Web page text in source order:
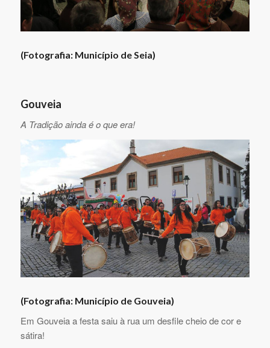
(Fotografia: Município de Seia)
Gouveia
A Tradição ainda é o que era!
(Fotografia: Município de Gouveia)
Em Gouveia a festa saiu à rua um desfile cheio de cor e
sátira!